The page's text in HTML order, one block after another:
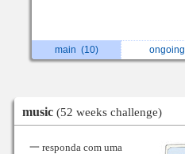
main (10) ongoing
music (52 weeks challenge)
一 responda com uma